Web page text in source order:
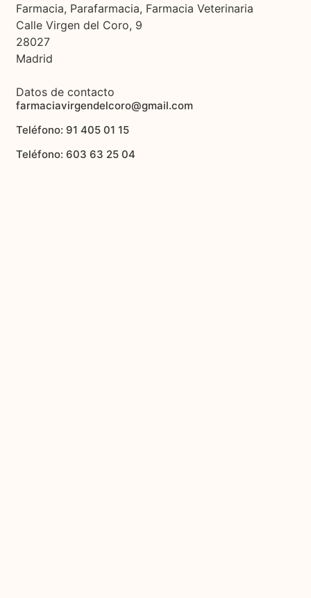
Farmacia, Parafarmacia, Farmacia Veterinaria
Calle Virgen del Coro, 9
28027
Madrid
Datos de contacto
farmaciavirgendelcoro@gmail.com
Teléfono: 91 405 01 15
Teléfono: 603 63 25 04